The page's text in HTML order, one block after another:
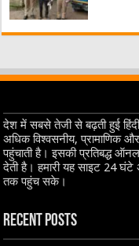
देश में सबसे तेजी से बढ़ती हुई
अधिक विश्वसनीय, प्रामाणिक
पहुंचाती है। इसकी प्रतिबद्ध
देती है। हमारी यह साइट 24
तक पहुंच सके।
Recent Posts